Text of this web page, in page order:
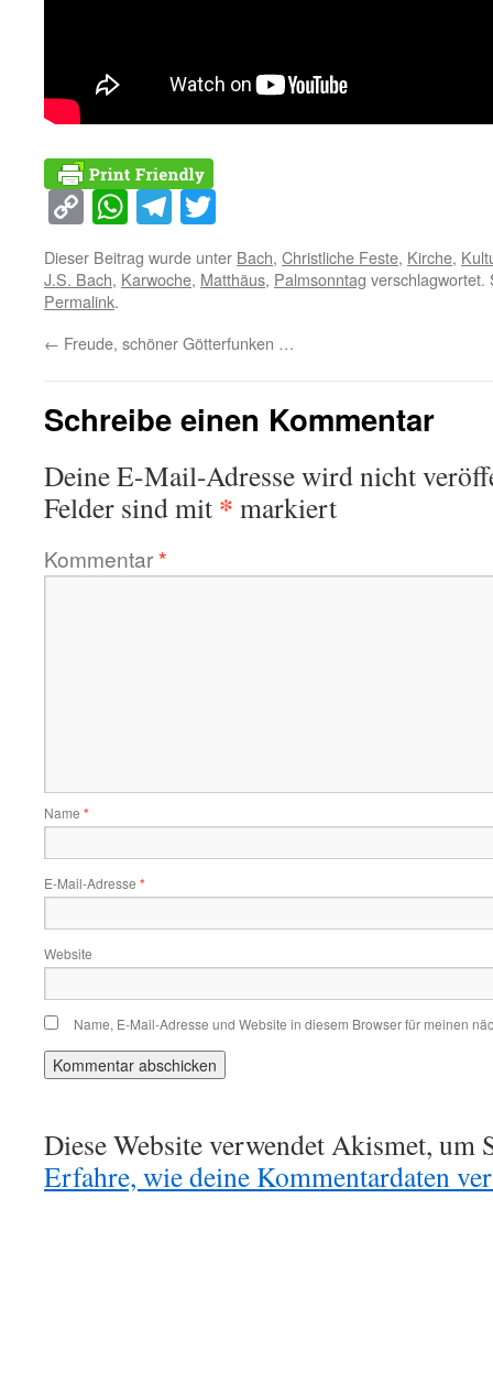
Copy
Link
WhatsApp
Telegram
Dieser Beitrag wurde unter Bach, Christliche Feste, Kirche,
J.S. Bach, Karwoche, Matthäus, Palmsonntag verschlagwortet.
Permalink.
← Freude, schöner Götterfunken …
Schreibe einen Kommentar
Deine E-Mail-Adresse wird nicht
Felder sind mit * markiert
Kommentar*
Name *
E-Mail-Adresse *
Website
Name, E-Mail-Adresse und Website in diesem Browser für meinen
Diese Website verwendet Akismet, um
Erfahre, wie deine Kommentardaten